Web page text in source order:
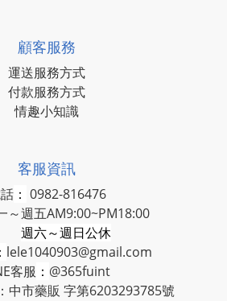
顧客服務
運送服務方式
付款服務方式
情趣小知識
客服資訊
： 0982-816476
～週五AM9:00~PM18:00
週六～週日公休
： lele1040903@gmail.com
客服 ： @365fuint
中市藥販 字第6203293785號